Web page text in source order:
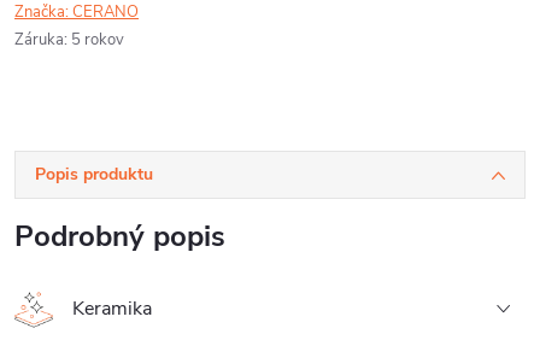
Značka:CERANO
Záruka: 5 rokov
Popis produktu
Podrobný popis
Keramika